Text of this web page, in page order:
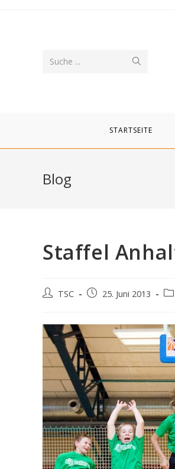
Suche ...
STARTSEITE
Blog
Staffel
Beitrags-
TSC
Beitrag25. Juni 2013